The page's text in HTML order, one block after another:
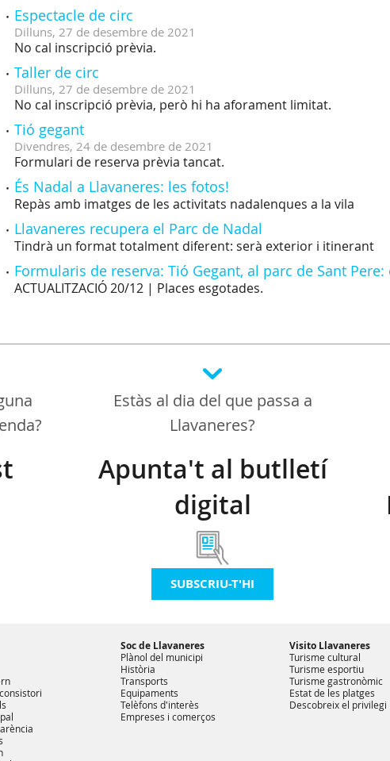
Espectacle de circ
Dilluns, 27 de desembre de 2021
No cal inscripció prèvia.
Taller de circ
Dilluns, 27 de desembre de 2021
No cal inscripció prèvia, però hi ha aforament limitat.
Tió gegant
Divendres, 24 de desembre de 2021
Formulari de reserva prèvia tancat.
És Nadal a Llavaneres: les fotos!
Repàs amb imatges de les activitats nadalenques a la vila
Llavaneres recupera el Parc de Nadal
Tindrà un format totalment diferent: serà exterior i itinerant
Formularis de reserva: Tió Gegant, al parc de Sant Pere:
ACTUALITZACIÓ 20/12 | Places esgotades.
Estàs al dia del que passa a
Llavaneres?
Apunta't al butlletí
digital
SUBSCRIU-T'HI
Soc de Llavaneres
Plànol del municipi
Història
Transports
Equipaments
Telèfons d'interès
Empreses i comerços
Visito Llavaneres
Turisme cultural
Turisme esportiu
Turisme gastronòmic
Estat de les platges
Descobreix el privilegi